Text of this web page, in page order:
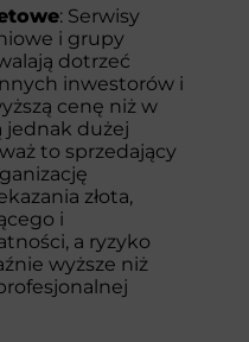
: Serwisy
i grupy
dotrzeć
inwestorów i
cenę niż w
jednak dużej
to sprzedający
złota,
i
a ryzyko
wyższe niż